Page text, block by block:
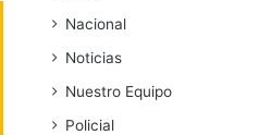
Nacional
Noticias
Nuestro Equipo
Policial